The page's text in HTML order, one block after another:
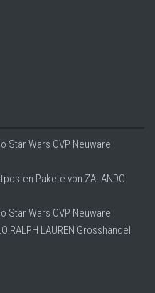
Star Wars OVP Neuware
Pakete von ZALANDO
Star Wars OVP Neuware
RALPH LAUREN Grosshandel